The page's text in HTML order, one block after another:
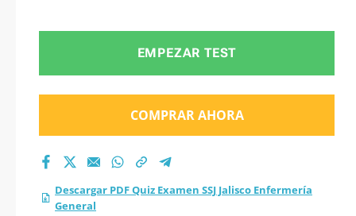
EMPEZAR TEST
COMPRAR AHORA
Descargar PDF Quiz Examen SSJ Jalisco Enfermería
General